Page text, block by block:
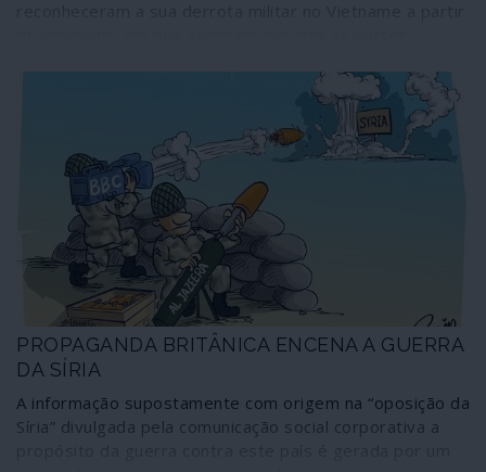
conversações em Paris – que, na prática, reconheceu o
Governo Revolucionário Provisório do Vietname do Sul.
Cinquenta anos depois, a assinatura de um acordo com
os Talibã em Doha, no Qatar, é a confissão da derrota
norte-americana na sua mais longa guerra, a do
Afeganistão. Uma derrota que não é apenas dos
Estados Unidos mas também da NATO – logo dos
próprios governos que integram a aliança.
PROPAGANDA BRITÂNICA ENCENA A GUERRA
DA SÍRIA
A informação supostamente com origem na “oposição da
Síria” divulgada pela comunicação social corporativa a